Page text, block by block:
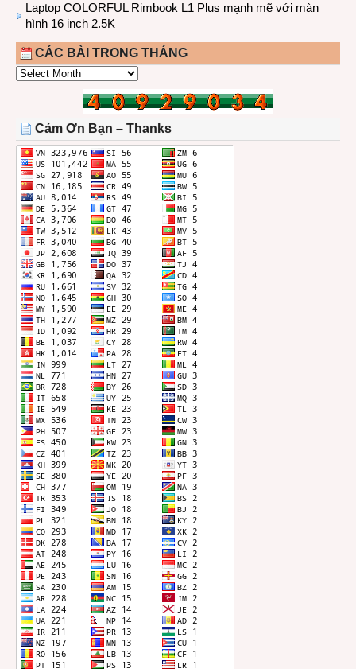
Laptop COLORFUL Rimbook L1 Plus mạnh mẽ với màn
hình 16 inch 2.5K
CÁC BÀI TRONG THÁNG
CÁC
THÁNG
Cảm Ơn Bạn – Thanks